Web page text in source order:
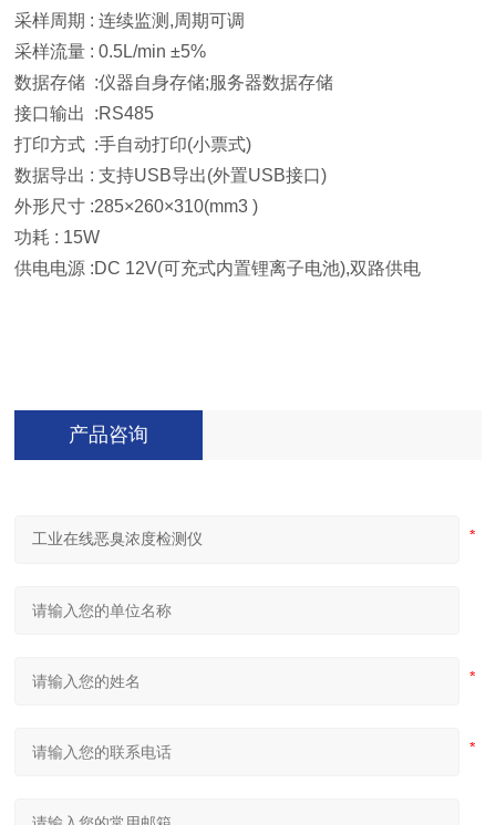
采样周期 : 连续监测,周期可调
采样流量 : 0.5L/min ±5%
数据存储 :仪器自身存储;服务器数据存储
接口输出 :RS485
打印方式 :手自动打印(小票式)
数据导出 : 支持USB导出(外置USB接口)
外形尺寸 :285×260×310(mm3 )
功耗 : 15W
供电电源 :DC 12V(可充式内置锂离子电池),双路供电
产品咨询